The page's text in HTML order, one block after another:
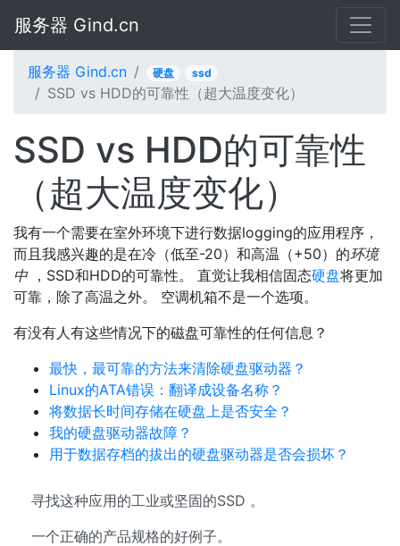
服务器 Gind.cn
服务器 Gind.cn 硬盘 ssd
SSD vs HDD的可靠性（超大温度变化）
SSD vs HDD的可靠性
（超大温度变化）
我有一个需要在室外环境下进行数据logging的应用程序，
而且我感兴趣的是在冷（低至-20）和高温（+50）的环境
中，SSD和HDD的可靠性。 直觉让我相信固态硬盘将更加
可靠，除了高温之外。 空调机箱不是一个选项。
有没有人有这些情况下的磁盘可靠性的任何信息？
最快，最可靠的方法来清除硬盘驱动器？
Linux的ATA错误：翻译成设备名称？
将数据长时间存储在硬盘上是否安全？
我的硬盘驱动器故障？
用于数据存档的拔出的硬盘驱动器是否会损坏？
寻找这种应用的工业或坚固的SSD 。
一个正确的产品规格的好例子。